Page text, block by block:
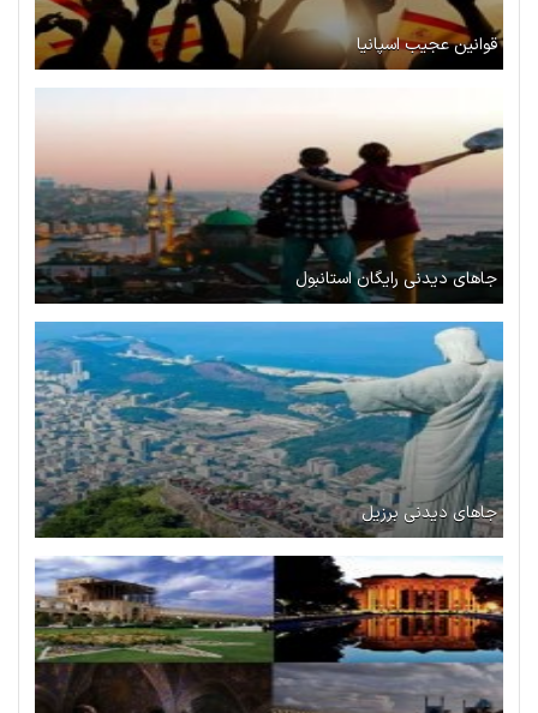
قوانین عجیب اسپانیا
جاهای دیدنی رایگان استانبول
جاهای دیدنی برزیل